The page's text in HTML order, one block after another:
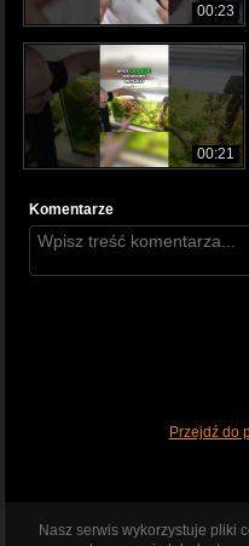
00:23
00:21
Komentarze
Przejdź do
Nasz serwis wykorzystuje pliki